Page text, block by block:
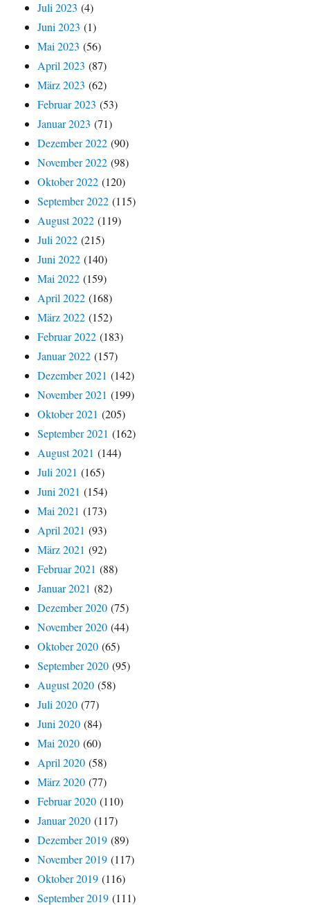
Juli 2023 (4)
Juni 2023 (1)
Mai 2023 (56)
April 2023 (87)
März 2023 (62)
Februar 2023 (53)
Januar 2023 (71)
Dezember 2022 (90)
November 2022 (98)
Oktober 2022 (120)
September 2022 (115)
August 2022 (119)
Juli 2022 (215)
Juni 2022 (140)
Mai 2022 (159)
April 2022 (168)
März 2022 (152)
Februar 2022 (183)
Januar 2022 (157)
Dezember 2021 (142)
November 2021 (199)
Oktober 2021 (205)
September 2021 (162)
August 2021 (144)
Juli 2021 (165)
Juni 2021 (154)
Mai 2021 (173)
April 2021 (93)
März 2021 (92)
Februar 2021 (88)
Januar 2021 (82)
Dezember 2020 (75)
November 2020 (44)
Oktober 2020 (65)
September 2020 (95)
August 2020 (58)
Juli 2020 (77)
Juni 2020 (84)
Mai 2020 (60)
April 2020 (58)
März 2020 (77)
Februar 2020 (110)
Januar 2020 (117)
Dezember 2019 (89)
November 2019 (117)
Oktober 2019 (116)
September 2019 (111)